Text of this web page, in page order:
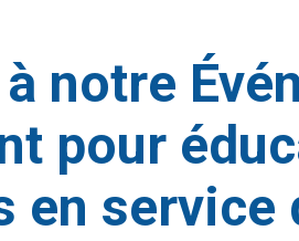
notre
pour
en service